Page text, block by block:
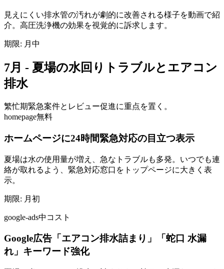
見えにくい排水管の汚れが劇的に改善される様子を動画で紹
介。高圧洗浄機の効果を視覚的に訴求します。
期限: 月中
7月 - 夏場の水回りトラブルとエアコン
排水
繁忙期緊急案件とレビュー促進に重点を置く。
homepage無料
ホームページに24時間緊急対応の目立つ表示
夏場は水の使用量が増え、急なトラブルも多発。いつでも連
絡が取れるよう、緊急対応窓口をトップページに大きく表
示。
期限: 月初
google-ads中コスト
Google広告「エアコン排水詰まり」「蛇口 水漏
れ」キーワード強化